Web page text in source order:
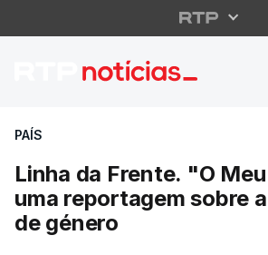
Linha da
PAÍS
Linha da Frente. "O
uma reportagem sobre
de género